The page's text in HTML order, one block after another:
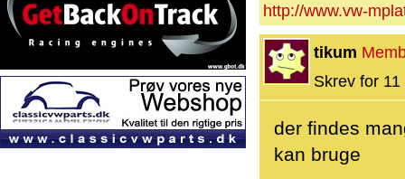
http://www.vw-
tikum
Skrev for
der findes
kan bruge